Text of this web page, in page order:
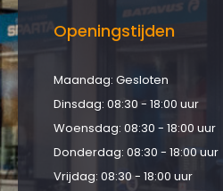
Openingstijden
Maandag: Gesloten
Dinsdag: 08:30 - 18:00 uur
Woensdag: 08:30 - 18:00 uur
Donderdag: 08:30 - 18:00 uur
Vrijdag: 08:30 - 18:00 uur